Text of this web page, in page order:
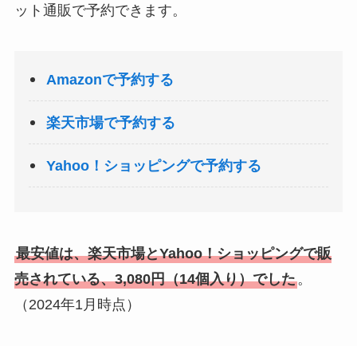
ット通販で予約できます。
Amazonで予約する
楽天市場で予約する
Yahoo！ショッピングで予約する
最安値は、楽天市場とYahoo！ショッピングで販
売されている、3,080円（14個入り）でした。
（2024年1月時点）